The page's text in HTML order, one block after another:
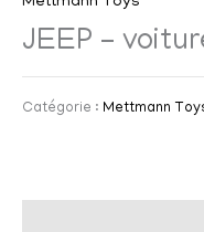
JEEP –
Catégorie : Mettmann